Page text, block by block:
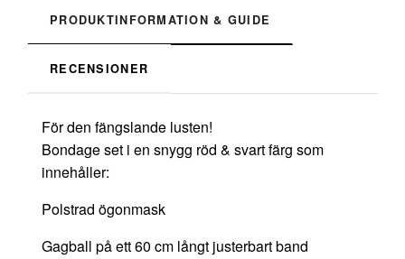
PRODUKTINFORMATION & GUIDE
RECENSIONER
För den fängslande lusten!
Bondage set i en snygg röd & svart färg som
innehåller:
Polstrad ögonmask
Gagball på ett 60 cm långt justerbart band